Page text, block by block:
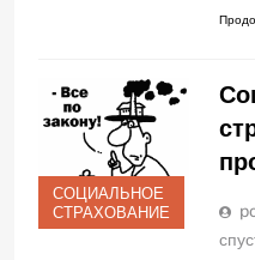
СОЦИАЛЬНОЕ
СТРАХОВАНИЕ